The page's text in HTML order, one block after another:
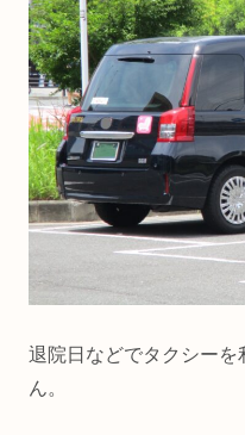
退院日などでタクシー
ん。